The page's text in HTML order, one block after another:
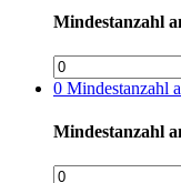
Mindestanzahl
0 Mindestanzahl
Mindestanzahl